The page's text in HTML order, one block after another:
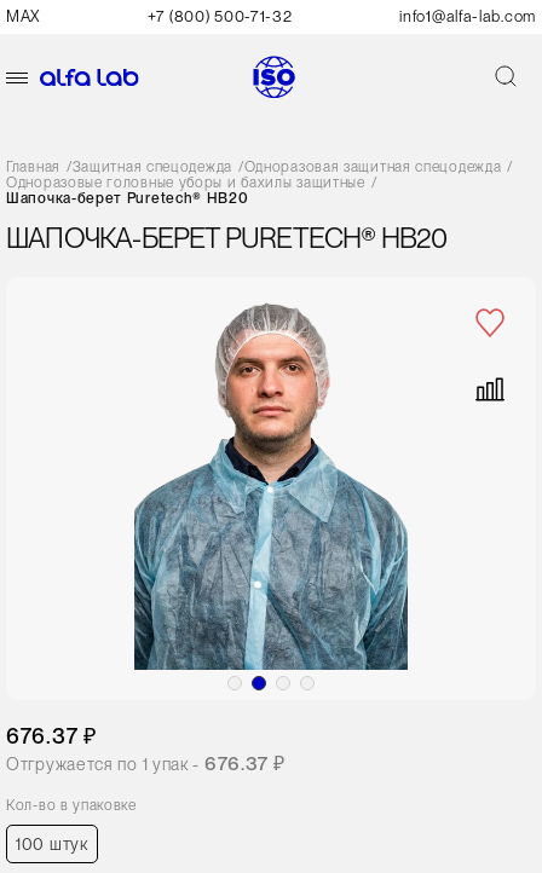
MAX +7 (800) 500-71-32 info1@alfa-lab.com
Главная /Защитная спецодежда /Одноразовая защитная спецодежда /
Одноразовые головные уборы и бахилы защитные /
Шапочка-берет Puretech® HB20
ШАПОЧКА-БЕРЕТ PURETECH® HB20
676.37 ₽
Отгружается по 1 упак - 676.37 ₽
Кол-во в упаковке
100 штук